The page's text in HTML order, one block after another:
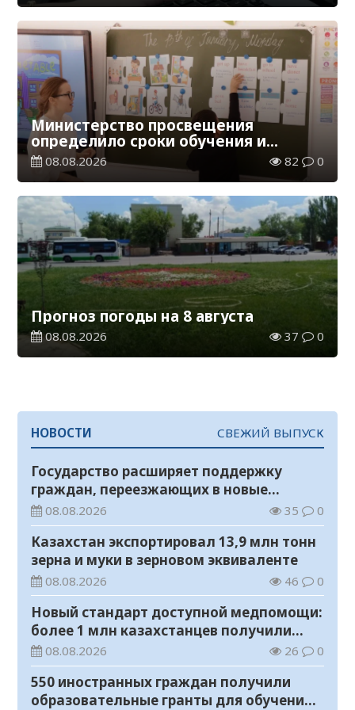
Министерство просвещения
определило сроки обучения и
каникул на 2026-2027 учебный год
08.08.2026 82 0
Прогноз погоды на 8 августа
08.08.2026 37 0
НОВОСТИ СВЕЖИЙ ВЫПУСК
Государство расширяет поддержку
граждан, переезжающих в новые
регионы для работы
08.08.2026 35 0
Казахстан экспортировал 13,9 млн тонн
зерна и муки в зерновом эквиваленте
08.08.2026 46 0
Новый стандарт доступной медпомощи:
более 1 млн казахстанцев получили
телемедицинские услуги
08.08.2026 26 0
550 иностранных граждан получили
образовательные гранты для обучения в